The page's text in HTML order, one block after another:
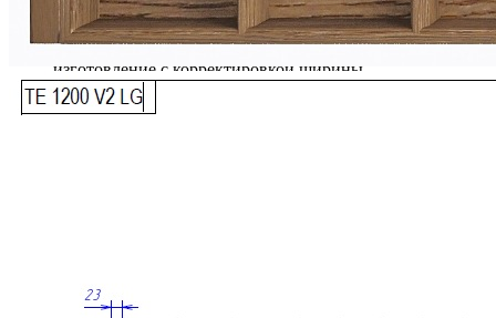
Подходит для внутреннего проема шириной 1168 мм.
Рассчитан на корпуса с толщиной стенок 16 мм.
Для шкафов с толщиной стенки 18 мм возможно
изготовление с корректировкой ширины.
Совместим с низкими выдвижными ящиками глубиной
500 мм.
Материалы